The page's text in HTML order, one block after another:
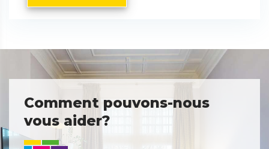
Comment pouvons-nous
vous aider?